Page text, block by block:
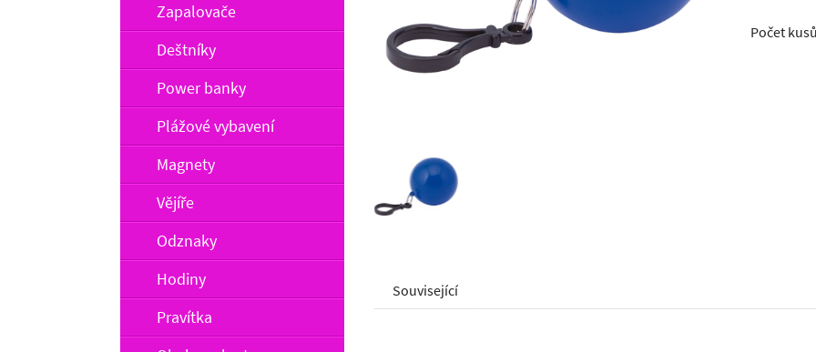
Zapalovače
Deštníky
Power banky
Plážové vybavení
Magnety
Vějíře
Odznaky
Hodiny
Pravítka
Počet kusů
Související